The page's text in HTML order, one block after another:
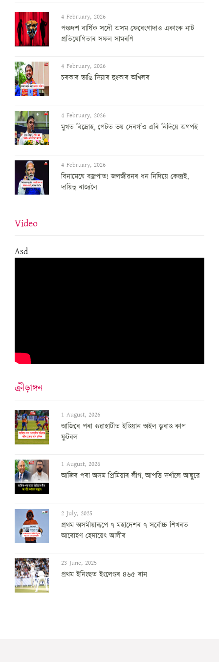
4 February, 2026
পঞ্চদশ বার্ষিক সদৌ অসম ফেৰেংগাদাও একাংক নাট
প্রতিযোগিতাৰ সফল সামৰণি
4 February, 2026
চৰকাৰ ভাঙি দিয়াৰ হুংকাৰ অখিলৰ
4 February, 2026
মুখত বিদ্ৰোহ, পেটত ভয় দেৰগাঁও এৰি নিদিয়ে অগপই
4 February, 2026
বিনামেঘে বজ্ৰপাত! জলজীৱনৰ ধন নিদিয়ে কেন্দ্ৰই,
দায়িত্ব ৰাজ্যলৈ
Video
Asd
ক্ৰীড়াঙ্গন
1 August, 2026
আজিৰে পৰা গুৱাহাটীত ইণ্ডিয়ান অইল ডুৰাণ্ড কাপ
ফুটবল
1 August, 2026
আজিৰ পৰা অসম প্ৰিমিয়াৰ লীগ, আপত্তি দৰ্শালে আছুৱে
2 July, 2025
প্ৰথম অসমীয়াৰূপে ৭ মহাদেশৰ ৭ সৰ্বোচ্চ শিখৰত
আৰোহণ হেদায়েৎ আলীৰ
23 June, 2025
প্ৰথম ইনিংছত ইংলেণ্ডৰ ৪৬৫ ৰান